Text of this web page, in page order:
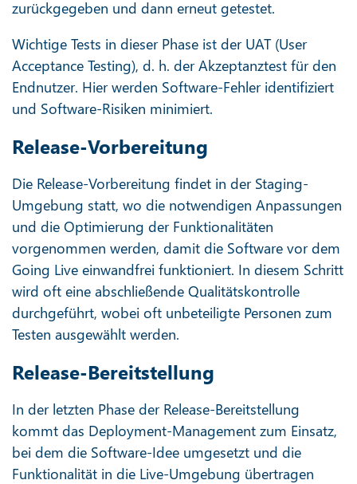
zurückgegeben und dann erneut getestet.
Wichtige Tests in dieser Phase ist der UAT (User
Acceptance Testing), d. h. der Akzeptanztest für den
Endnutzer. Hier werden Software-Fehler identifiziert
und Software-Risiken minimiert.
Release-Vorbereitung
Die Release-Vorbereitung findet in der Staging-
Umgebung statt, wo die notwendigen Anpassungen
und die Optimierung der Funktionalitäten
vorgenommen werden, damit die Software vor dem
Going Live einwandfrei funktioniert. In diesem Schritt
wird oft eine abschließende Qualitätskontrolle
durchgeführt, wobei oft unbeteiligte Personen zum
Testen ausgewählt werden.
Release-Bereitstellung
In der letzten Phase der Release-Bereitstellung
kommt das Deployment-Management zum Einsatz,
bei dem die Software-Idee umgesetzt und die
Funktionalität in die Live-Umgebung übertragen